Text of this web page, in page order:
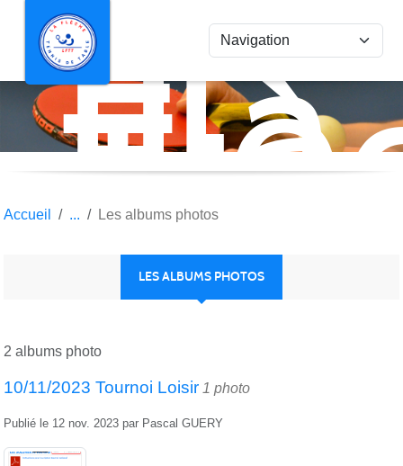
La
de
Accueil Les albums photos
LES ALBUMS PHOTOS
2 albums photo
10/11/2023 Tournoi Loisir 1 photo
Publié le 12 nov. 2023 par Pascal GUERY
Panneau de gestion des cookies